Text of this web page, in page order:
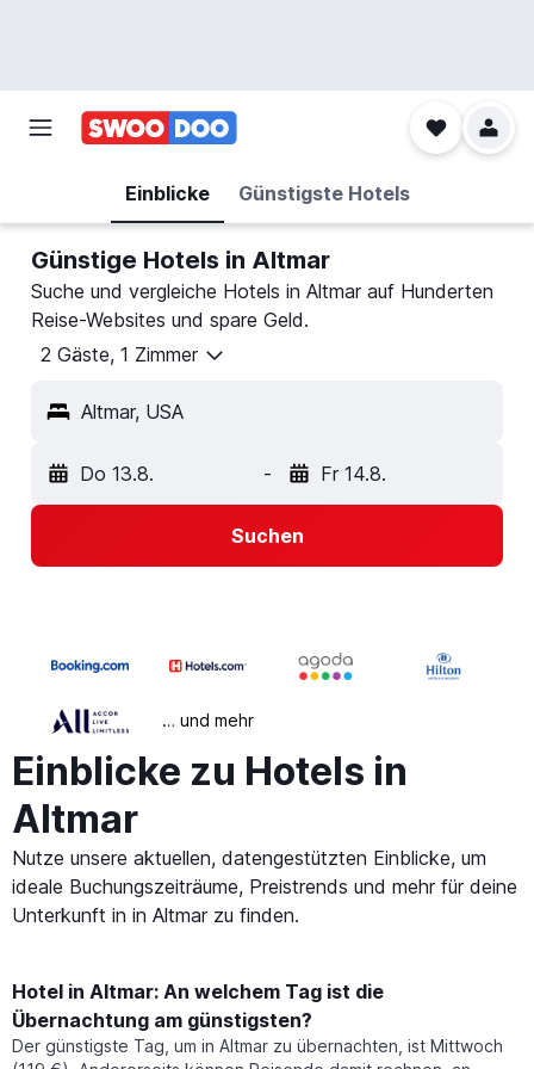
Einblicke Günstigste Hotels
Günstige Hotels in Altmar
Suche und vergleiche Hotels in Altmar auf Hunderten
Reise-Websites und spare Geld.
2 Gäste, 1 Zimmer
Altmar, USA
Do 13.8. - Fr 14.8.
Suchen
… und mehr
Einblicke zu Hotels in
Altmar
Nutze unsere aktuellen, datengestützten Einblicke, um
ideale Buchungszeiträume, Preistrends und mehr für deine
Unterkunft in in Altmar zu finden.
Hotel in Altmar: An welchem Tag ist die
Übernachtung am günstigsten?
Der günstigste Tag, um in Altmar zu übernachten, ist Mittwoch